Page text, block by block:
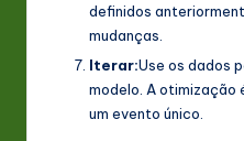
definidos
mudanças.
Iterar:Use os dados
modelo. A otimização
um evento único.